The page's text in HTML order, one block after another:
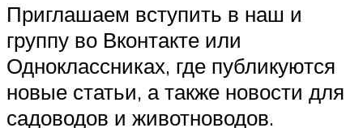
Приглашаем вступить в наш и
группу во Вконтакте или
Одноклассниках, где публикуются
новые статьи, а также новости для
садоводов и животноводов.